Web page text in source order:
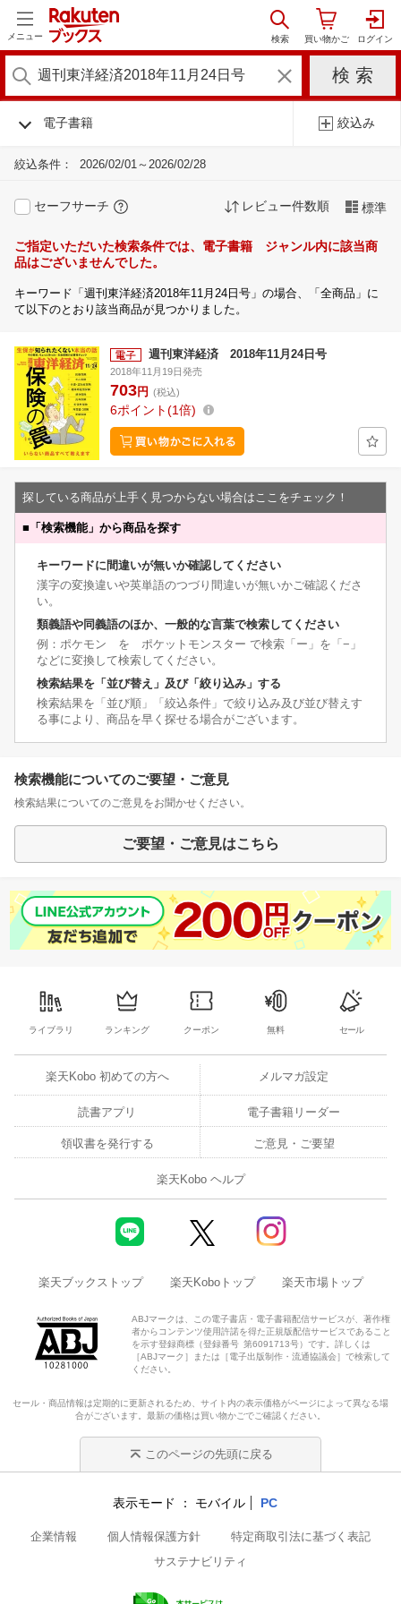
メニュー
電子書籍 絞込み
絞込条件： 2026/02/01～2026/02/28
セーフサーチ レビュー件数順 標準
ご指定いただいた検索条件では、電子書籍 ジャンル内に該当商
品はございませんでした。
キーワード「週刊東洋経済2018年11月24日号」の場合、「全商品」に
て以下のとおり該当商品が見つかりました。
週刊東洋経済 2018年11月24日号
2018年11月19日発売
703円 (税込)
6ポイント 1倍
探している商品が上手く見つからない場合はここをチェック！
■ 「検索機能」から商品を探す
キーワードに間違いが無いか確認してください
漢字の変換違いや英単語のつづり間違いが無いかご確認くださ
い。
類義語や同義語のほか、一般的な言葉で検索してください
例：ポケモン を ポケットモンスター で検索「ー」を「−」
などに変換して検索してください。
検索結果を「並び替え」及び「絞り込み」する
検索結果を「並び順」「絞込条件」で絞り込み及び並び替えす
る事により、商品を早く探せる場合がございます。
検索機能についてのご要望・ご意見
検索結果についてのご意見をお聞かせください。
ご要望・ご意見はこちら
ライブラリ ランキング クーポン 無料 セール
楽天Kobo 初めての方へ メルマガ設定
読書アプリ 電子書籍リーダー
領収書を発行する ご意見・ご要望
楽天Kobo ヘルプ
楽天ブックストップ 楽天Koboトップ 楽天市場トップ
ABJマークは、この電子書店・電子書籍配信サービスが、著作権
者からコンテンツ使用許諾を得た正規版配信サービスであること
を示す登録商標（登録番号 第6091713号）です。詳しくは
［ABJマーク］または［電子出版制作・流通協議会］で検索して
ください。
セール・商品情報は定期的に更新されるため、サイト内の表示価格がページによって異なる場
合がございます。最新の価格は買い物かごでご確認ください。
このページの先頭に戻る
表示モード モバイル PC
企業情報 個人情報保護方針
特定商取引法に基づく表記
サステナビリティ